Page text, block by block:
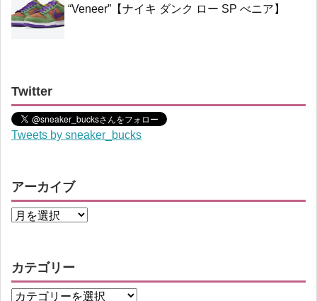
“Veneer”【ナイキ ダンク ロー SP べニア】
Twitter
Tweets by sneaker_bucks
アーカイブ
カテゴリー